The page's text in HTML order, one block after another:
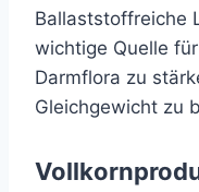
Ballaststoffreiche
wichtige Quelle
Darmflora zu
Gleichgewicht zu